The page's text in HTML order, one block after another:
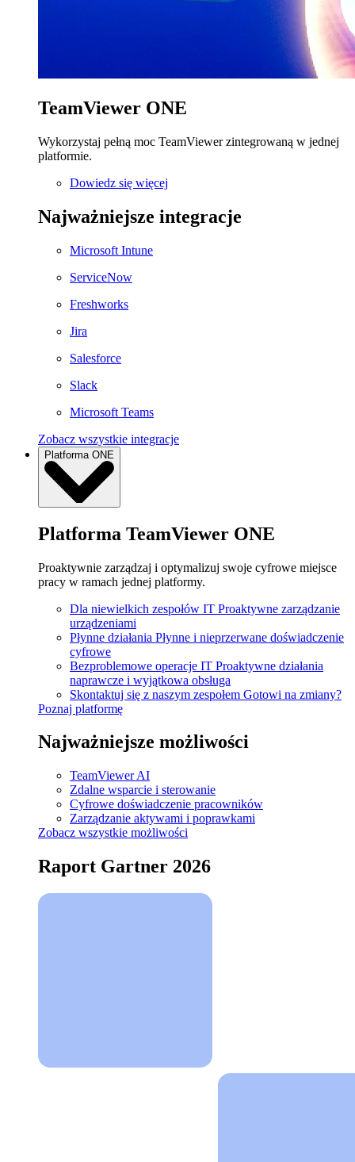
TeamViewer ONE
Wykorzystaj pełną moc TeamViewer zintegrowaną w jednej
platformie.
Dowiedz się więcej
Najważniejsze integracje
Microsoft Intune
ServiceNow
Freshworks
Jira
Salesforce
Slack
Microsoft Teams
Zobacz wszystkie integracje
Platforma ONE
Platforma TeamViewer ONE
Proaktywnie zarządzaj i optymalizuj swoje cyfrowe miejsce
pracy w ramach jednej platformy.
Dla niewielkich zespołów IT Proaktywne zarządzanie
urządzeniami
Płynne działania Płynne i nieprzerwane doświadczenie
cyfrowe
Bezproblemowe operacje IT Proaktywne działania
naprawcze i wyjątkowa obsługa
Skontaktuj się z naszym zespołem Gotowi na zmiany?
Poznaj platformę
Najważniejsze możliwości
TeamViewer AI
Zdalne wsparcie i sterowanie
Cyfrowe doświadczenie pracowników
Zarządzanie aktywami i poprawkami
Zobacz wszystkie możliwości
Raport Gartner 2026